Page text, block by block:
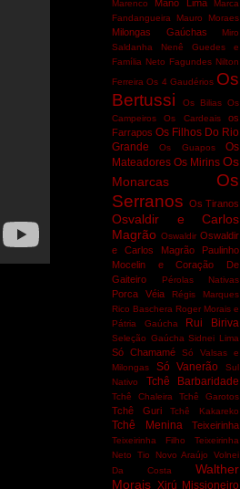
Marenco
Mano Lima
Marca
Fandangueira
Mauro Moraes
Milongas Gaúchas
Miro
Saldanha
Nenê Guedes e
Família Neto Fagundes Nilton
Ferreira Os 4 Gaudérios Os
Bertussi
Os Bilias Os
Campeiros
Os Cardeais
os
Farrapos Os Filhos Do Rio
Grande
Os Guapos
Os
Mateadores Os Mirins Os
Monarcas
Os
Serranos Os Tiranos
Osvaldir e Carlos
Magrão Oswaldir Oswaldir
e Carlos Magrão
Paulinho
Mocelin e Coração De
Gaiteiro
Pérolas Nativas
Porca Véia
Régis Marques
Rico Baschera Roger Morais e
Pátria Gaúcha
Rui Biriva
Seleção Gaúcha Sidnei Lima
Só Chamamé
Só Valsas e
Milongas
Só Vanerão
Sul
Nativo
Tchê Barbaridade
Tchê Chaleira Tchê Garotos
Tchê Guri Tchê Kakareko
Tchê Menina Teixeirinha
Teixeirinha Filho
Teixeirinha
Neto
Tio Novo Araújo
Volnei
Da Costa
Walther
Morais Xirú Missioneiro